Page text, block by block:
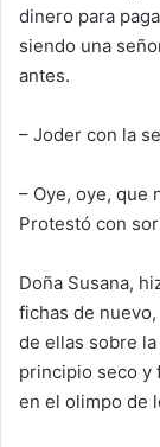
dinero para
siendo una
antes.
– Joder con la
– Oye, oye, que
Protestó con
Doña Susana,
fichas de nuevo,
de ellas sobre
principio seco y
en el olimpo de